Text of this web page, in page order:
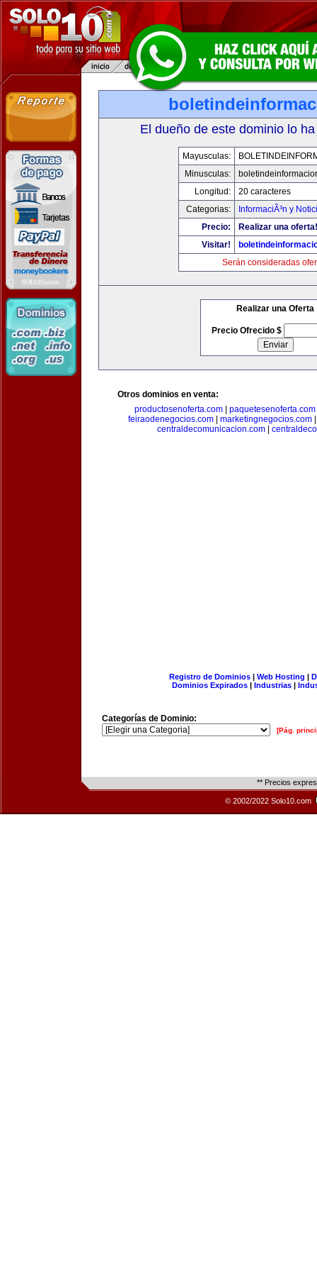
El dueño de este dominio lo
Mayusculas:
Minusculas:
Longitud:
20 caracteres
Categorias:
InformaciÃ³n y
Precio:
Realizar una oferta!
Visitar!
Serán consideradas
Realizar una Oferta
Precio Ofrecido $
Otros dominios en venta:
productosenoferta.com| paquetesenoferta.com
feiraodenegocios.com
marketingnegocios.com
centraldecomunicacion.com
Registro de Dominios| Web Hosting |
Dominios Expirados | Industrias |
Categorías de Dominio:
[Pág.
** Precios
© 2002/2022 Solo10.com